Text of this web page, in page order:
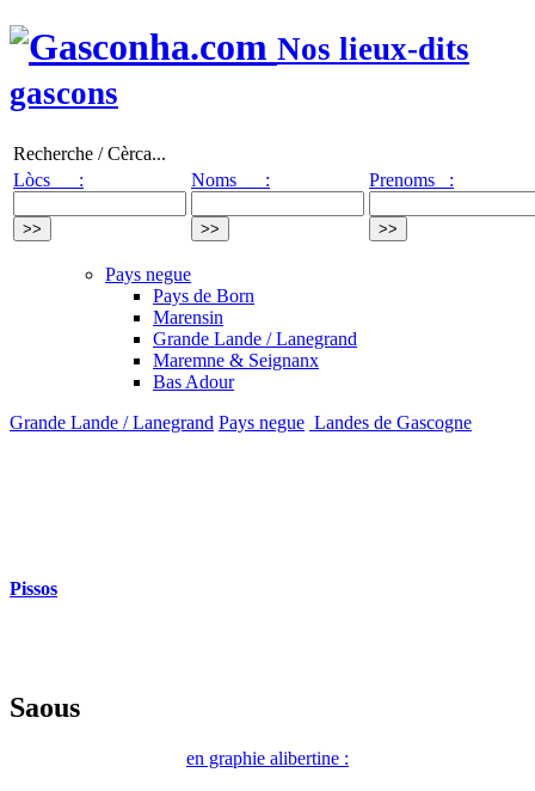
Nos lieux-dits
gascons
Recherche / Cèrca...
Lòcs :
Noms : Prenoms :
Pays negue
Pays de Born
Marensin
Grande Lande / Lanegrand
Maremne & Seignanx
Bas Adour
Grande Lande / Lanegrand Pays negue Landes de Gascogne
Pissos
Saous
en graphie alibertine :